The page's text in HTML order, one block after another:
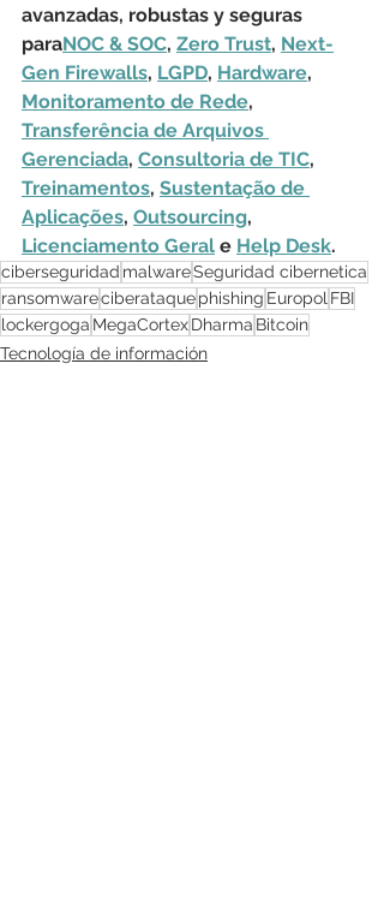
avanzadas, robustas y seguras
paraNOC & SOC, Zero Trust, Next-
Gen Firewalls, LGPD, Hardware,
Monitoramento de Rede,
Transferência de Arquivos
Gerenciada, Consultoria de TIC,
Treinamentos, Sustentação de
Aplicações, Outsourcing,
Licenciamento Geral e Help Desk.
ciberseguridad malwareSeguridad cibernetica
ransomwareciberataquephishing Europol FBI
lockergoga MegaCortexDharma Bitcoin
Tecnología de información